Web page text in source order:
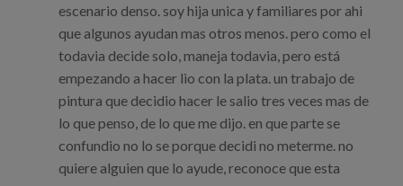
escenario denso. soy hija unica y familiares por ahi
que algunos ayudan mas otros menos. pero como el
todavia decide solo, maneja todavia, pero está
empezando a hacer lio con la plata. un trabajo de
pintura que decidio hacer le salio tres veces mas de
lo que penso, de lo que me dijo. en que parte se
confundio no lo se porque decidi no meterme. no
quiere alguien que lo ayude, reconoce que esta